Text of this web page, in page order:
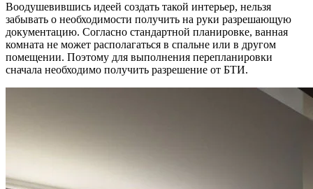
Воодушевившись идеей создать такой интерьер, нельзя
забывать о необходимости получить на руки разрешающую
документацию. Согласно стандартной планировке, ванная
комната не может располагаться в спальне или в другом
помещении. Поэтому для выполнения перепланировки
сначала необходимо получить разрешение от БТИ.